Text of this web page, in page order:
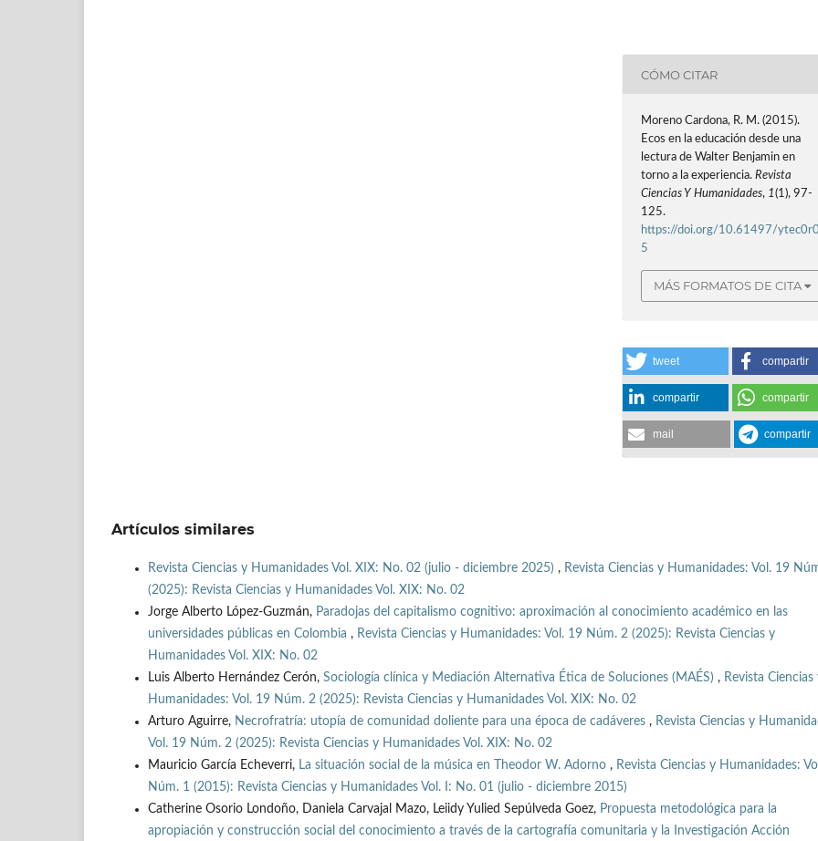
CÓMO CITAR
Moreno Cardona, R. M. (2015).
Ecos en la educación desde una
lectura de Walter Benjamin en
torno a la experiencia.Revista
Ciencias Y Humanidades, 1(1), 97-
125.
https://doi.org/10.61497/
5
MÁS FORMATOS DE CITA
tweet compartir
compartir compartir
mail compartir
Artículos similares
Revista Ciencias y Humanidades Vol. XIX: No. 02 (julio - diciembre 2025) , Revista Ciencias y Humanidades: Vol. 19
(2025): Revista Ciencias y Humanidades Vol. XIX: No. 02
Jorge Alberto López-Guzmán, Paradojas del capitalismo cognitivo: aproximación al conocimiento académico en las
universidades públicas en Colombia , Revista Ciencias y Humanidades: Vol. 19 Núm. 2 (2025): Revista Ciencias y
Humanidades Vol. XIX: No. 02
Luis Alberto Hernández Cerón, Sociología clínica y Mediación Alternativa Ética de Soluciones (MAÉS) , Revista Ciencias
Humanidades: Vol. 19 Núm. 2 (2025): Revista Ciencias y Humanidades Vol. XIX: No. 02
Arturo Aguirre, Necrofratría: utopía de comunidad doliente para una época de cadáveres , Revista Ciencias y
Vol. 19 Núm. 2 (2025): Revista Ciencias y Humanidades Vol. XIX: No. 02
Mauricio García Echeverri, La situación social de la música en Theodor W. Adorno , Revista Ciencias y Humanidades:
Núm. 1 (2015): Revista Ciencias y Humanidades Vol. I: No. 01 (julio - diciembre 2015)
Catherine Osorio Londoño, Daniela Carvajal Mazo, Leiidy Yulied Sepúlveda Goez, Propuesta metodológica para la
apropiación y construcción social del conocimiento a través de la cartografía comunitaria y la Investigación Acción